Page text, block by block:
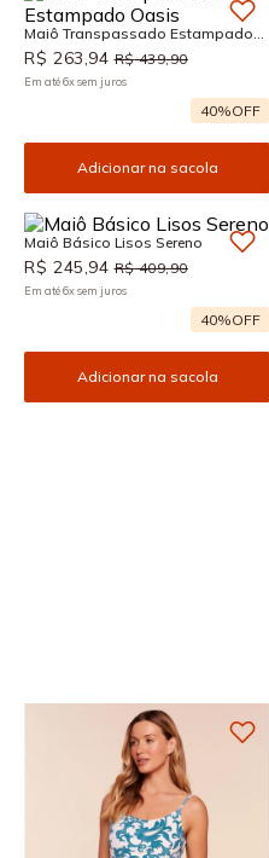
Maiô Transpassado Estampado
Oasis
R$ 263,94 R$ 439,90
Em até6xsem juros
40%OFF
Adicionar na sacola
Maiô Básico Lisos Sereno
R$ 245,94 R$ 409,90
Em até6xsem juros
40%OFF
Adicionar na sacola